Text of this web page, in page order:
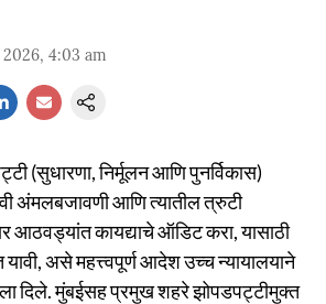
4:03 am
(सुधारणा, निर्मूलन आणि पुनर्विकास)
अंमलबजावणी आणि त्यातील त्रुटी
आठवड्यांत कायद्याचे ऑडिट करा, यासाठी
यावी, असे महत्त्वपूर्ण आदेश उच्च न्यायालयाने
दिले. मुंबईसह प्रमुख शहरे झोपडपट्टीमुक्त